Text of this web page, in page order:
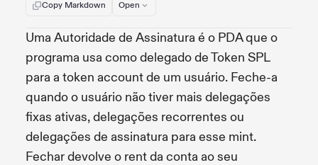
Copy Markdown Open
Uma Autoridade de Assinatura é o PDA que o
programa usa como delegado de Token SPL
para a token account de um usuário. Feche-a
quando o usuário não tiver mais delegações
fixas ativas, delegações recorrentes ou
delegações de assinatura para esse mint.
Fechar devolve o rent da conta ao seu